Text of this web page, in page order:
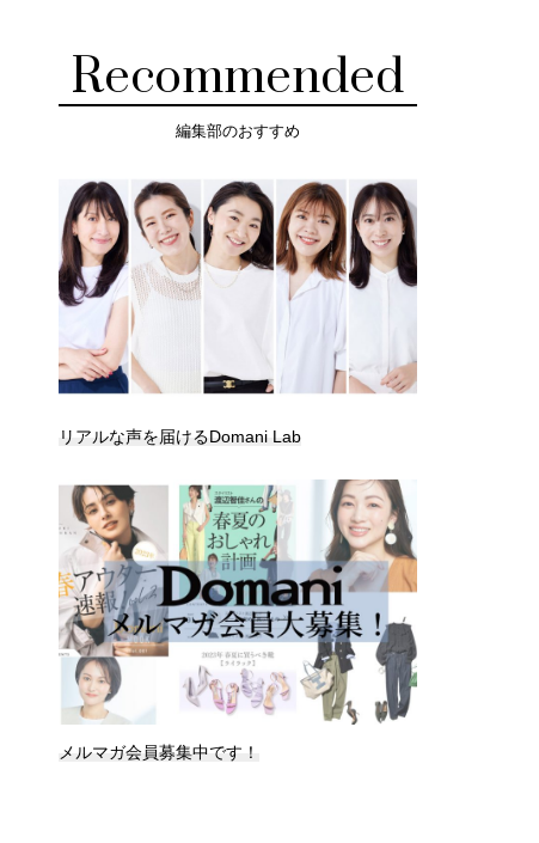
Recommended
編集部のおすすめ
リアルな声を届けるDomani Lab
メルマガ会員募集中です！